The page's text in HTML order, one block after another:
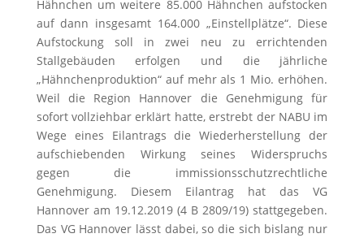
Hähnchen um weitere 85.000 Hähnchen aufstocken
auf dann insgesamt 164.000 „Einstellplätze“. Diese
Aufstockung soll in zwei neu zu errichtenden
Stallgebäuden erfolgen und die jährliche
„Hähnchenproduktion“ auf mehr als 1 Mio. erhöhen.
Weil die Region Hannover die Genehmigung für
sofort vollziehbar erklärt hatte, erstrebt der NABU im
Wege eines Eilantrags die Wiederherstellung der
aufschiebenden Wirkung seines Widerspruchs
gegen die immissionsschutzrechtliche
Genehmigung. Diesem Eilantrag hat das VG
Hannover am 19.12.2019 (4 B 2809/19) stattgegeben.
Das VG Hannover lässt dabei, so die sich bislang nur